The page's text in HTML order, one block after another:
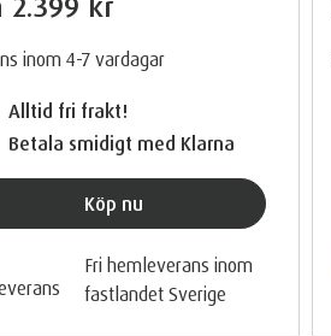
inom 4-7 vardagar
Alltid fri frakt!
Betala smidigt med Klarna
Köp nu
Fri hemleverans inom
fastlandet Sverige